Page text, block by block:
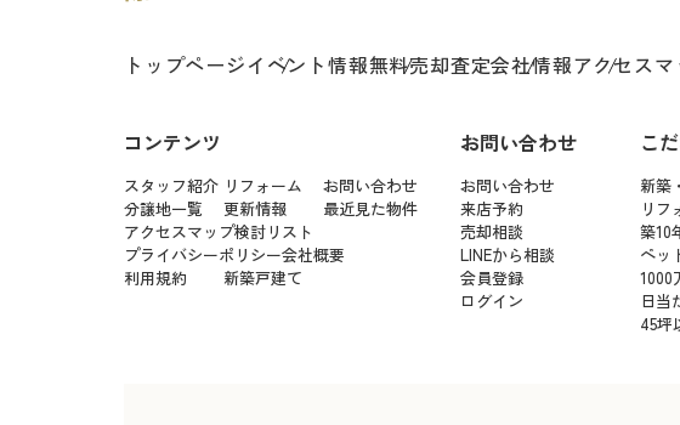
トップページイベント情報無料売却査定会社情報アクセス
コンテンツ
スタッフ紹介 リフォーム
お問い合わせ
分譲地一覧
更新情報
最近見た物件
アクセスマップ検討リスト
プライバシーポリシー会社概要
利用規約
新築戸建て
お問い合わせ
お問い合わせ
来店予約
売却相談
LINEから相談
会員登録
ログイン
こ
新築
リフ
築10
ペッ
1000
日当
45坪